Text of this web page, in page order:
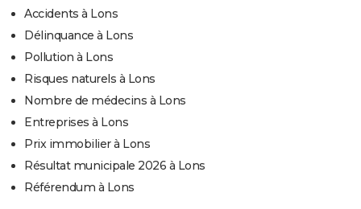
Accidents à Lons
Délinquance à Lons
Pollution à Lons
Risques naturels à Lons
Nombre de médecins à Lons
Entreprises à Lons
Prix immobilier à Lons
Résultat municipale 2026 à Lons
Référendum à Lons